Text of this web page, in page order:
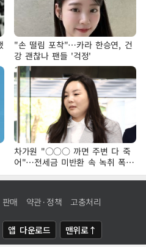
"손 떨림 포착"…카라 한승연, 건
강 괜찮나 팬들 '걱정'
차가원 "○○○ 까면 주변 다 죽
어"…전세금 미반환 속 녹취 폭로
파장
매 약관·정책 고충처리
앱 다운로드 맨위로↑